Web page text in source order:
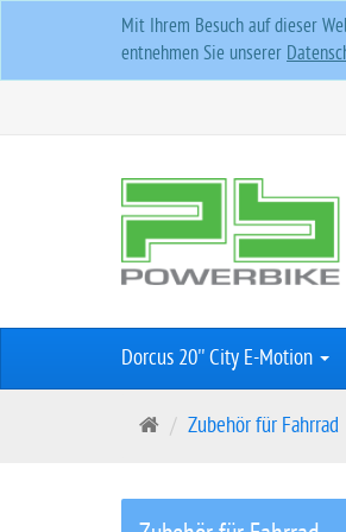
Mit Ihrem Besuch auf dieser
entnehmen Sie unserer
Dorcus 20'' City E-Motion
S
r
Zubehör für Fahrrad